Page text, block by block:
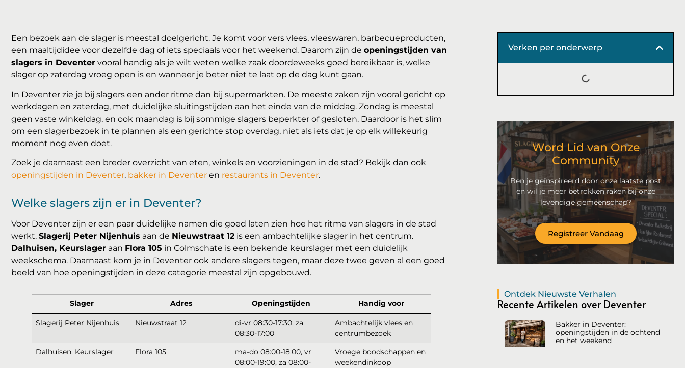
Een bezoek aan de slager is meestal doelgericht. Je komt voor vers vlees, vleeswaren, barbecueproducten,
een maaltijdidee voor dezelfde dag of iets speciaals voor het weekend. Daarom zijn de openingstijden van
slagers in Deventer vooral handig als je wilt weten welke zaak doordeweeks goed bereikbaar is, welke
slager op zaterdag vroeg open is en wanneer je beter niet te laat op de dag kunt gaan.
In Deventer zie je bij slagers een ander ritme dan bij supermarkten. De meeste zaken zijn vooral gericht op
werkdagen en zaterdag, met duidelijke sluitingstijden aan het einde van de middag. Zondag is meestal
geen vaste winkeldag, en ook maandag is bij sommige slagers beperkter of gesloten. Daardoor is het slim
om een slagerbezoek in te plannen als een gerichte stop overdag, niet als iets dat je op elk willekeurig
moment nog even doet.
Zoek je daarnaast een breder overzicht van eten, winkels en voorzieningen in de stad? Bekijk dan ook
openingstijden in Deventer, bakker in Deventer en restaurants in Deventer.
Welke slagers zijn er in Deventer?
Voor Deventer zijn er een paar duidelijke namen die goed laten zien hoe het ritme van slagers in de stad
werkt. Slagerij Peter Nijenhuis aan de Nieuwstraat 12 is een ambachtelijke slager in het centrum.
Dalhuisen, Keurslager aan Flora 105 in Colmschate is een bekende keurslager met een duidelijk
weekschema. Daarnaast kom je in Deventer ook andere slagers tegen, maar deze twee geven al een goed
beeld van hoe openingstijden in deze categorie meestal zijn opgebouwd.
Slager Adres Openingstijden Handig voor
Slagerij Peter Nijenhuis Nieuwstraat 12
di-vr 08:30-17:30, za
08:30-17:00
Ambachtelijk vlees en
centrumbezoek
Dalhuisen, Keurslager
Flora 105
ma-do 08:00-18:00, vr
08:00-19:00, za 08:00-
Vroege boodschappen en
weekendinkoop
Verken per onderwerp
Word Lid van Onze
Community
Ben je geïnspireerd door onze laatste post
en wil je meer betrokken raken bij onze
levendige gemeenschap?
Registreer Vandaag
Ontdek Nieuwste Verhalen
Recente Artikelen over Deventer
Bakker in Deventer:
openingstijden in de ochtend
en het weekend